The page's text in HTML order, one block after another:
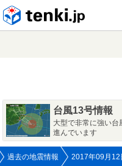
台風13号情報
大型で非常に強い
進んでいます
過去の地震情報 2017年09月12